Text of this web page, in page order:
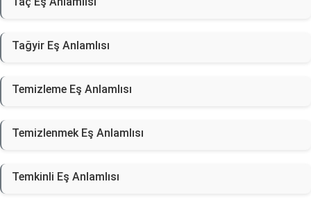
Tağyir Eş Anlamlısı
Temizleme Eş Anlamlısı
Temizlenmek Eş Anlamlısı
Temkinli Eş Anlamlısı